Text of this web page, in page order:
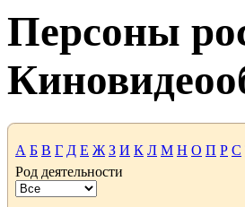
Персоны
А Б В Г Д Е Ж З И К Л М Н О П Р С
Род деятельности